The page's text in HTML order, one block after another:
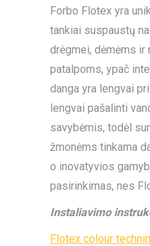
Forbo Flotex yra
tankiai suspaustų
drėgmei, dėmėms
patalpoms, ypač
danga yra lengvai
lengvai pašalinti
savybėmis, todėl
žmonėms tinkama
o inovatyvios
pasirinkimas, nes
Instaliavimo
Flotex colour